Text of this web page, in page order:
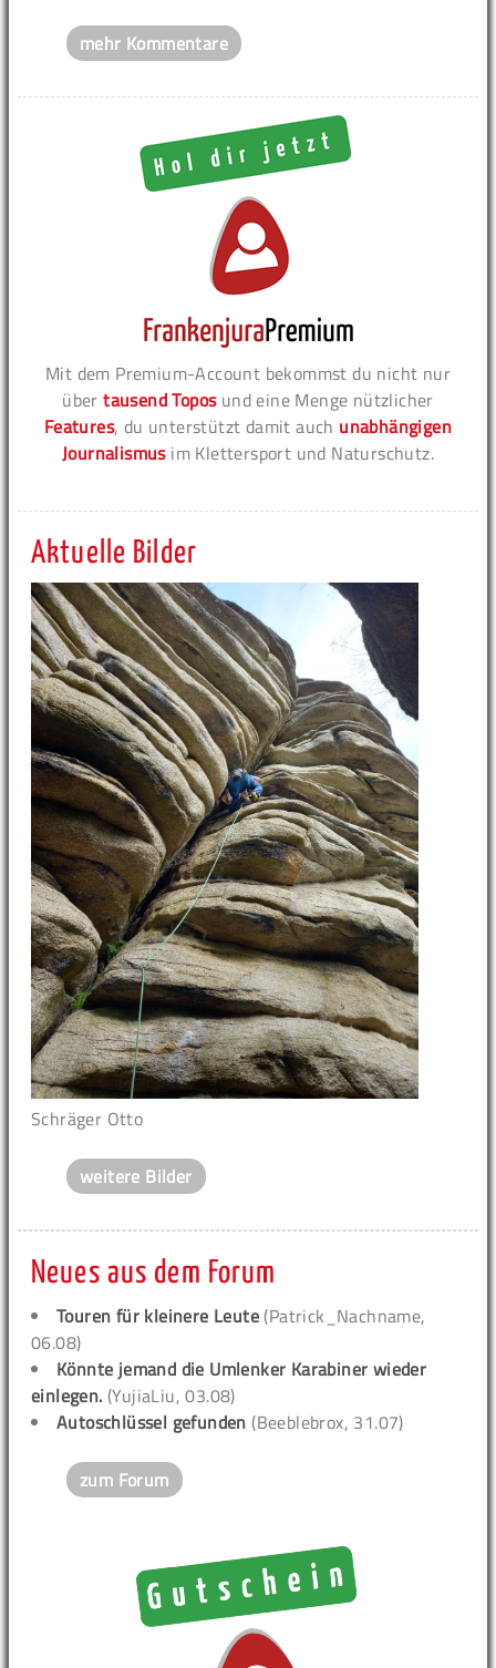
mehr Kommentare
Mit dem Premium-Account bekommst du nicht nur
übertausend Toposund eine Menge nützlicher
Features, du unterstützt damit auch unabhängigen
Journalismusim Klettersport und Naturschutz.
Aktuelle Bilder
Schräger Otto
weitere Bilder
Neues aus dem Forum
Touren für kleinere Leute (Patrick_Nachname,
06.08)
Könnte jemand die Umlenker Karabiner wieder
einlegen. (YujiaLiu, 03.08)
Autoschlüssel gefunden (Beeblebrox, 31.07)
zum Forum